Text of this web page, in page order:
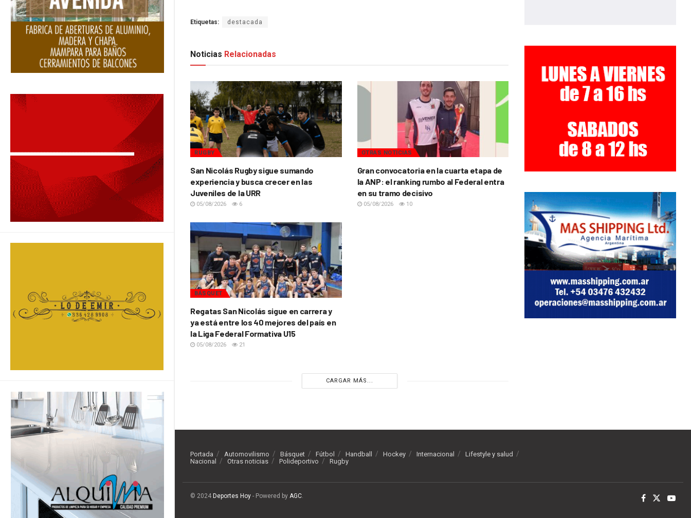
Etiquetas: destacada
Noticias Relacionadas
RUGBY
San Nicolás Rugby sigue sumando
experiencia y busca crecer en las
Juveniles de la URR
05/08/2026 6
OTRAS NOTICIAS
Gran convocatoria en la cuarta etapa de
la ANP: el ranking rumbo al Federal entra
en su tramo decisivo
05/08/2026 10
BÁSQUET
Regatas San Nicolás sigue en carrera y
ya está entre los 40 mejores del país en
la Liga Federal Formativa U15
05/08/2026 21
CARGAR MÁS...
Portada Automovilismo Básquet Fútbol Handball Hockey Internacional
Lifestyle y salud
Nacional
Otras noticias Polideportivo Rugby
© 2024 Deportes Hoy - Powered by AGC.